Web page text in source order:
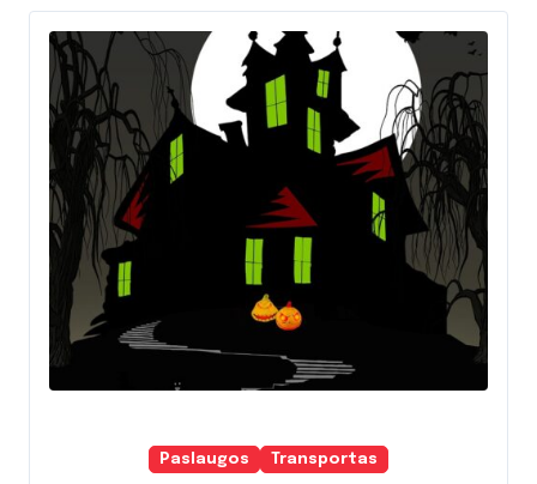
Paslaugos Transportas